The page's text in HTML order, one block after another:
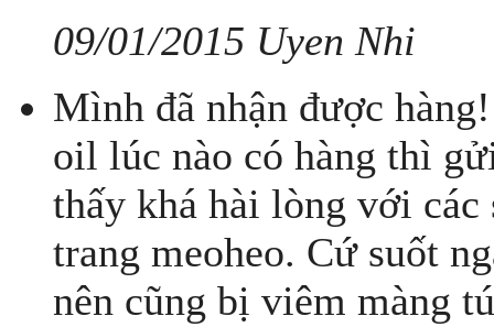
09/01/2015 Uyen Nhi
Mình đã nhận được
oil lúc nào có hàng thì
thấy khá hài lòng với
trang meoheo. Cứ suốt
nên cũng bị viêm màng